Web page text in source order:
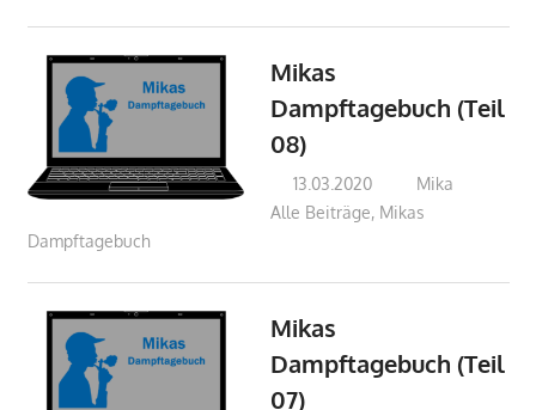
Mikas
Dampftagebuch (Teil
08)
13.03.2020
Mika
Alle Beiträge, Mikas
Dampftagebuch
Mikas
Dampftagebuch (Teil
07)